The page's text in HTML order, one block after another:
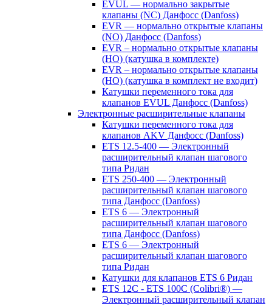
EVUL — нормально закрытые
клапаны (NC) Данфосс (Danfoss)
EVR — нормально открытые клапаны
(NO) Данфосс (Danfoss)
EVR – нормально открытые клапаны
(НО) (катушка в комплекте)
EVR – нормально открытые клапаны
(НО) (катушка в комплект не входит)
Катушки переменного тока для
клапанов EVUL Данфосс (Danfoss)
Электронные расширительные клапаны
Катушки переменного тока для
клапанов AKV Данфосс (Danfoss)
ETS 12.5-400 — Электронный
расширительный клапан шагового
типа Ридан
ETS 250-400 — Электронный
расширительный клапан шагового
типа Данфосс (Danfoss)
ETS 6 — Электронный
расширительный клапан шагового
типа Данфосс (Danfoss)
ETS 6 — Электронный
расширительный клапан шагового
типа Ридан
Катушки для клапанов ETS 6 Ридан
ETS 12C - ETS 100C (Colibri®) —
Электронный расширительный клапан